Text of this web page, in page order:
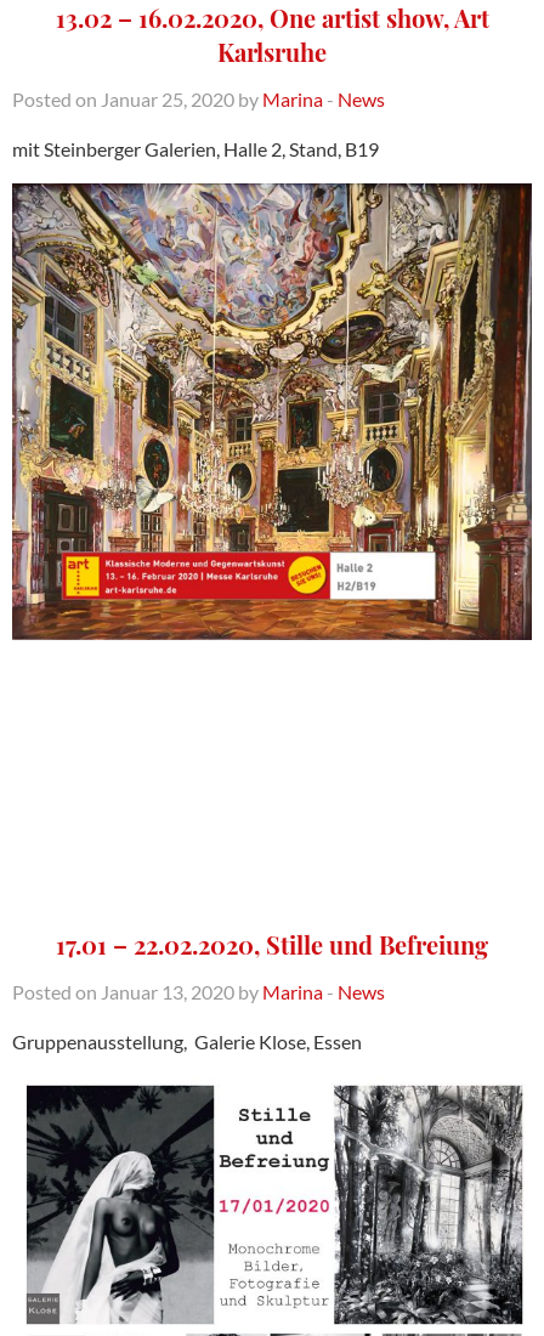
13.02 – 16.02.2020, One artist show, Art
Karlsruhe
Posted on Januar 25, 2020 by Marina - News
mit Steinberger Galerien, Halle 2, Stand, B19
17.01 – 22.02.2020, Stille und Befreiung
Posted on Januar 13, 2020 by Marina - News
Gruppenausstellung, Galerie Klose, Essen